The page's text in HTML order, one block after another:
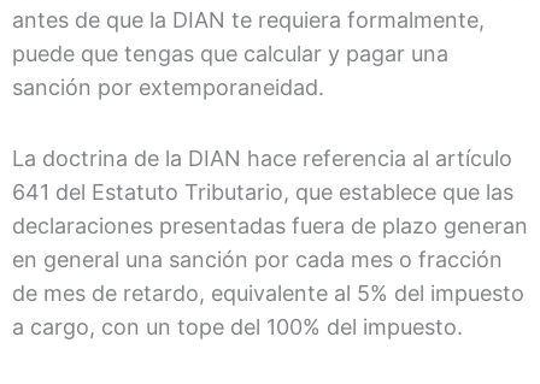
antes de que la DIAN te requiera formalmente,
puede que tengas que calcular y pagar una
sanción por extemporaneidad.
La doctrina de la DIAN hace referencia al artículo
641 del Estatuto Tributario, que establece que las
declaraciones presentadas fuera de plazo generan
en general una sanción por cada mes o fracción
de mes de retardo, equivalente al 5% del impuesto
a cargo, con un tope del 100% del impuesto.